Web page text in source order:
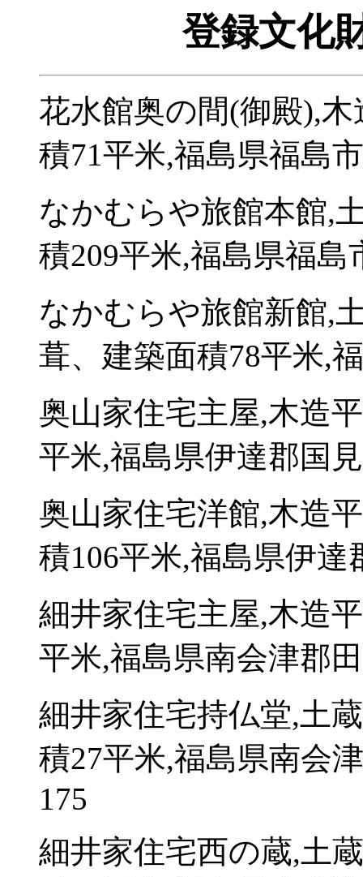
登録文化
花水館奥の間(御殿),
積71平米,福島県福島
なかむらや旅館本館,
積209平米,福島県福島
なかむらや旅館新館,
葺、建築面積78平米,
奥山家住宅主屋,木造
平米,福島県伊達郡国
奥山家住宅洋館,木造
積106平米,福島県伊
細井家住宅主屋,木造
平米,福島県南会津郡
細井家住宅持仏堂,土
積27平米,福島県南会
175
細井家住宅西の蔵,土